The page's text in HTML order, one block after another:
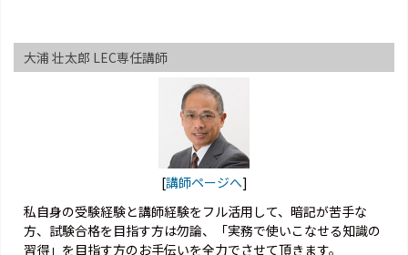
大浦 壮太郎 LEC専任講師
[講師ページへ]
私自身の受験経験と講師経験をフル活用して、暗記が苦手な
方、試験合格を目指す方は勿論、「実務で使いこなせる知識の
習得」を目指す方のお手伝いを全力でさせて頂きます。